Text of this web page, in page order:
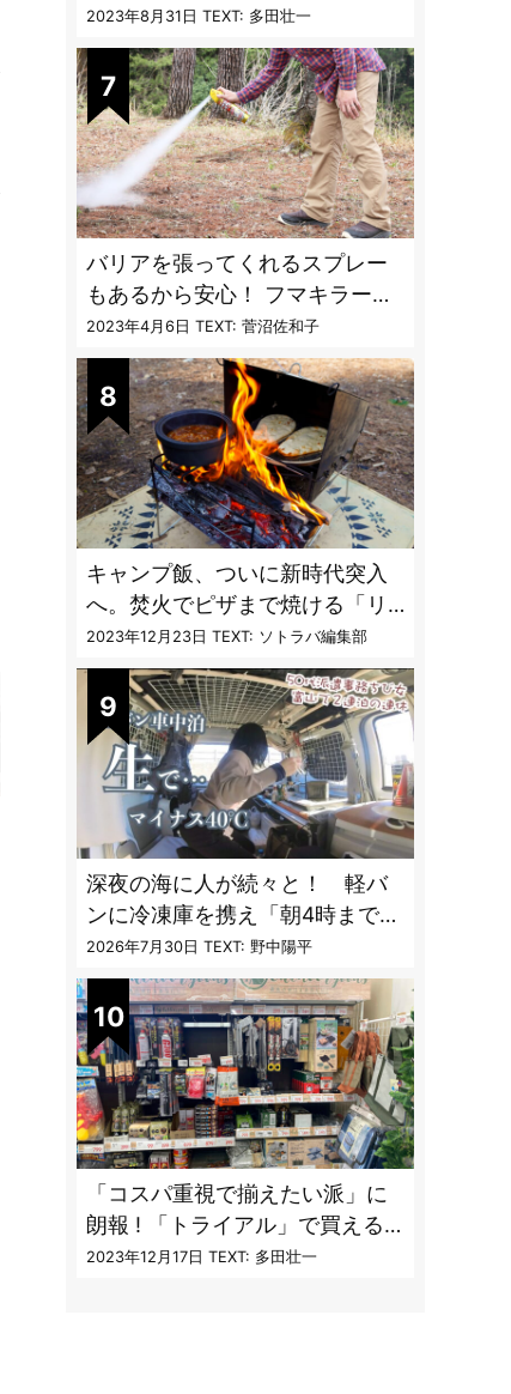
「トライアル」一択だった
2023年8月31日 TEXT: 多田壮一
バリアを張ってくれるスプレー
もあるから安心！ フマキラーに
聞く「最強の虫撃退グッズ
vol.4」【キャンプサイトで使う
虫よけ】
2023年4月6日 TEXT: 菅沼佐和子
キャンプ飯、ついに新時代突入
へ。焚火でピザまで焼ける「リ
フレクターオーブン」がスゴす
ぎる
2023年12月23日 TEXT: ソトラバ編集部
深夜の海に人が続々と！ 軽バ
ンに冷凍庫を携え「朝4時までホ
タルイカ掬い」の奮闘記
2026年7月30日 TEXT: 野中陽平
「コスパ重視で揃えたい派」に
朗報 ! 「トライアル」で買える
キャンプ道具7品
2023年12月17日 TEXT: 多田壮一